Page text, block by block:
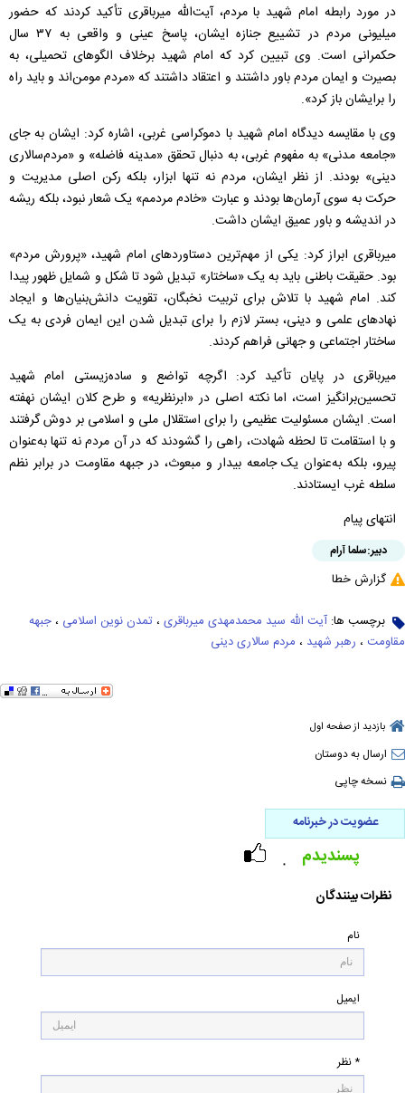
در مورد رابطه امام شهید با مردم، آیت‌الله میرباقری تأکید کردند که حضور
میلیونی مردم در تشییع جنازه ایشان، پاسخ عینی و واقعی به ۳۷ سال
حکمرانی است. وی تبیین کرد که امام شهید برخلاف الگوهای تحمیلی، به
بصیرت و ایمان مردم باور داشتند و اعتقاد داشتند که «مردم مومن‌اند و باید راه
را برایشان باز کرد».
وی با مقایسه دیدگاه امام شهید با دموکراسی غربی، اشاره کرد: ایشان به جای
«جامعه مدنی» به مفهوم غربی، به دنبال تحقق «مدینه فاضله» و «مردم‌سالاری
دینی» بودند. از نظر ایشان، مردم نه تنها ابزار، بلکه رکن اصلی مدیریت و
حرکت به سوی آرمان‌ها بودند و عبارت «خادم مردمم» یک شعار نبود، بلکه ریشه
در اندیشه و باور عمیق ایشان داشت.
میرباقری ابراز کرد: یکی از مهم‌ترین دستاوردهای امام شهید، «پرورش مردم»
بود. حقیقت باطنی باید به یک «ساختار» تبدیل شود تا شکل و شمایل ظهور پیدا
کند. امام شهید با تلاش برای تربیت نخبگان، تقویت دانش‌بنیان‌ها و ایجاد
نهادهای علمی و دینی، بستر لازم را برای تبدیل شدن این ایمان فردی به یک
ساختار اجتماعی و جهانی فراهم کردند.
میرباقری در پایان تأکید کرد: اگرچه تواضع و ساده‌زیستی امام شهید
تحسین‌برانگیز است، اما نکته اصلی در «ابرنظریه» و طرح کلان ایشان نهفته
است. ایشان مسئولیت عظیمی را برای استقلال ملی و اسلامی بر دوش گرفتند
و با استقامت تا لحظه شهادت، راهی را گشودند که در آن مردم نه تنها به‌عنوان
پیرو، بلکه به‌عنوان یک جامعه بیدار و مبعوث، در جبهه مقاومت در برابر نظم
سلطه غرب ایستادند.
انتهای پیام
دبیر:سلما آرام
گزارش خطا
برچسب ها: آیت الله سید محمدمهدی میرباقری ، تمدن نوین اسلامی ، جبهه
مقاومت ، رهبر شهید ، مردم سالاری دینی
بازدید از صفحه اول
ارسال به دوستان
نسخه چاپی
عضویت در خبرنامه
۰ پسندیدم
نظرات بینندگان
نام
ایمیل
* نظر